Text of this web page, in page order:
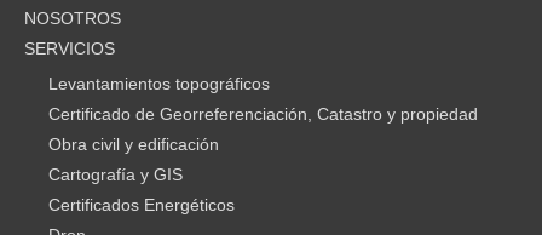
NOSOTROS
SERVICIOS
Levantamientos topográficos
Certificado de Georreferenciación, Catastro y propiedad
Obra civil y edificación
Cartografía y GIS
Certificados Energéticos